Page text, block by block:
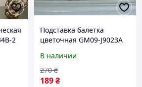
2
Подставка балетка
цветочная GM09-J9023A
J9023A
В наличии
189₴
270 ₴